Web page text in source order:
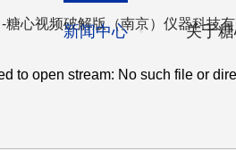
to open stream: No such file or
新闻中心 关于